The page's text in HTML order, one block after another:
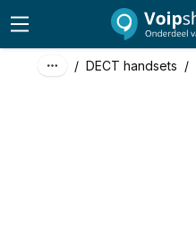
/ DECT handsets /
excl. btw
incl. btw